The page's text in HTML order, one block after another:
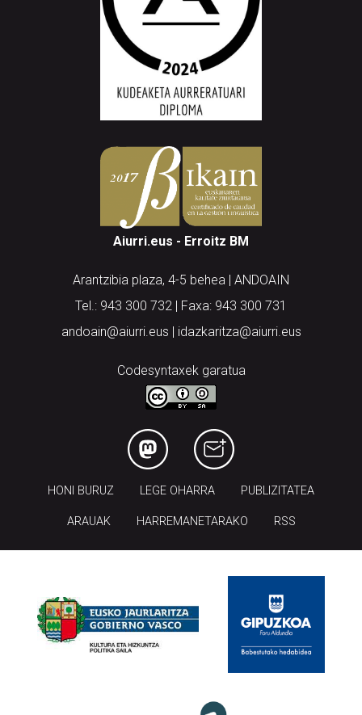
Aiurri.eus - Erroitz BM
Arantzibia plaza, 4-5 behea | ANDOAIN
Tel.: 943 300 732 | Faxa: 943 300 731
andoain@aiurri.eus | idazkaritza@aiurri.eus
Codesyntaxek garatua
HONI BURUZ LEGE OHARRA PUBLIZITATEA
ARAUAK HARREMANETARAKO RSS